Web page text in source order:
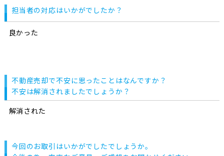
担当者の対応はいかがでしたか？
良かった
不動産売却で不安に思ったことはなんですか？
不安は解消されましたでしょうか？
解消された
今回のお取引はいかがでしたでしょうか。